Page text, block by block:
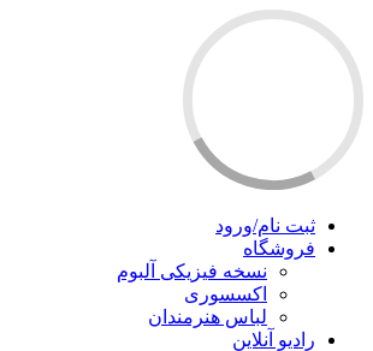
ثبت نام/ورود
فروشگاه
نسخه فیزیکی آلبوم
اکسسوری
لباس هنرمندان
رادیو آنلاین